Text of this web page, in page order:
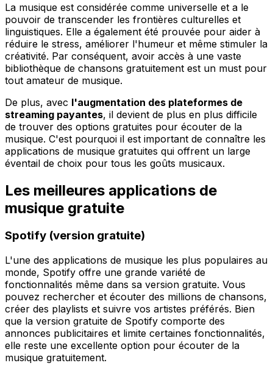
La musique est considérée comme universelle et a le
pouvoir de transcender les frontières culturelles et
linguistiques. Elle a également été prouvée pour aider à
réduire le stress, améliorer l'humeur et même stimuler la
créativité. Par conséquent, avoir accès à une vaste
bibliothèque de chansons gratuitement est un must pour
tout amateur de musique.
De plus, avec l'augmentation des plateformes de
streaming payantes, il devient de plus en plus difficile
de trouver des options gratuites pour écouter de la
musique. C'est pourquoi il est important de connaître les
applications de musique gratuites qui offrent un large
éventail de choix pour tous les goûts musicaux.
Les meilleures applications de
musique gratuite
Spotify (version gratuite)
L'une des applications de musique les plus populaires au
monde, Spotify offre une grande variété de
fonctionnalités même dans sa version gratuite. Vous
pouvez rechercher et écouter des millions de chansons,
créer des playlists et suivre vos artistes préférés. Bien
que la version gratuite de Spotify comporte des
annonces publicitaires et limite certaines fonctionnalités,
elle reste une excellente option pour écouter de la
musique gratuitement.